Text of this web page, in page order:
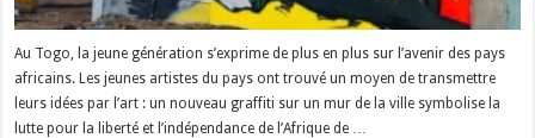
Au Togo, la jeune génération s’exprime de plus en plus sur l’avenir des pays
africains. Les jeunes artistes du pays ont trouvé un moyen de transmettre
leurs idées par l’art : un nouveau graffiti sur un mur de la ville symbolise la
lutte pour la liberté et l’indépendance de l’Afrique de …